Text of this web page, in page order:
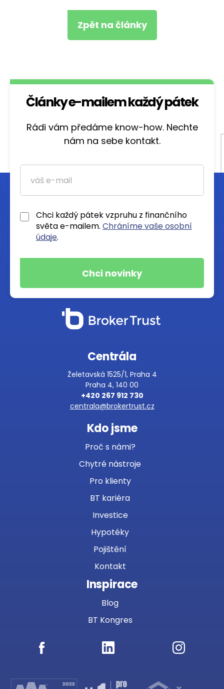
Zpět na články
Články e-mailem každý pátek
Rádi vám předáme know-how. Nechte
nám na sebe kontakt.
Chci každý pátek vzpruhu z finančního
světa e-mailem. Chráníme vaše osobní
údaje.
Centrála
Želetavská 1525/1, Praha 4
Praha 4, 140 00
+420 267 912 730
centrala@brokertrust.cz
Kdo jsme
Proč s námi?
Chytré nástroje
Pro klienty
BT kariéra
Investice
Hypotéky
Pojištění
Kontakt
Inspirace
Blog
BT Kongres